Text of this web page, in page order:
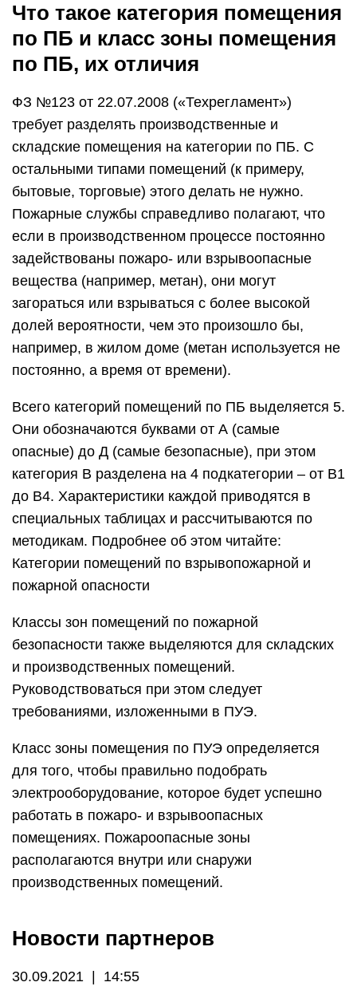
Что такое категория помещения
по ПБ и класс зоны помещения
по ПБ, их отличия
ФЗ №123 от 22.07.2008 («Техрегламент»)
требует разделять производственные и
складские помещения на категории по ПБ. С
остальными типами помещений (к примеру,
бытовые, торговые) этого делать не нужно.
Пожарные службы справедливо полагают, что
если в производственном процессе постоянно
задействованы пожаро- или взрывоопасные
вещества (например, метан), они могут
загораться или взрываться с более высокой
долей вероятности, чем это произошло бы,
например, в жилом доме (метан используется не
постоянно, а время от времени).
Всего категорий помещений по ПБ выделяется 5.
Они обозначаются буквами от А (самые
опасные) до Д (самые безопасные), при этом
категория В разделена на 4 подкатегории – от В1
до В4. Характеристики каждой приводятся в
специальных таблицах и рассчитываются по
методикам. Подробнее об этом читайте:
Категории помещений по взрывопожарной и
пожарной опасности
Классы зон помещений по пожарной
безопасности также выделяются для складских
и производственных помещений.
Руководствоваться при этом следует
требованиями, изложенными в ПУЭ.
Класс зоны помещения по ПУЭ определяется
для того, чтобы правильно подобрать
электрооборудование, которое будет успешно
работать в пожаро- и взрывоопасных
помещениях. Пожароопасные зоны
располагаются внутри или снаружи
производственных помещений.
Новости партнеров
30.09.2021 | 14:55